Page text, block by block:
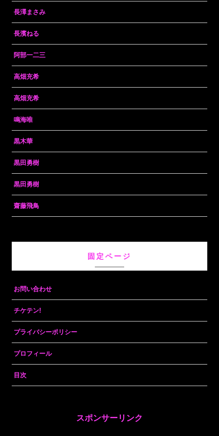
長澤まさみ
長濱ねる
阿部一二三
高畑充希
高畑充希
鳴海唯
黒木華
黒田勇樹
黒田勇樹
齋藤飛鳥
固定ページ
お問い合わせ
チケテン!
プライバシーポリシー
プロフィール
目次
スポンサーリンク